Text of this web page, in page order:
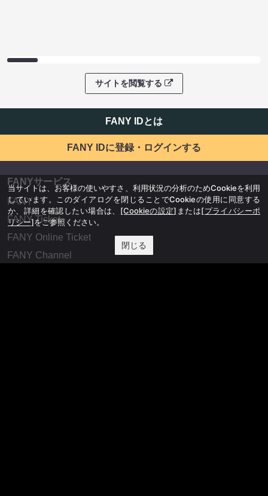
サイトを閲覧する
FANY IDとは
FANY IDに登録・ログインする
FANYサービス
FANY
FANY Ticket
FANY Online Ticket
FANY Channel
当サイトは、お客様の使いやすさ、利用状況の分析のためCookieを利用
しています。このダイアログを閉じることでCookieの使用に同意する
か、詳細を確認したい場合は、 [Cookieの設定] または[プライバシーポ
リシー]をご参照ください。
閉じる